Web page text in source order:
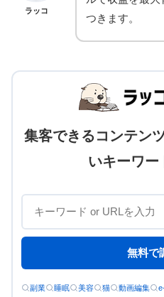
ラッコ
つきます。
集客できるコンテン
いキーワー
無料で
副業 睡眠 美容 猫 動画編集